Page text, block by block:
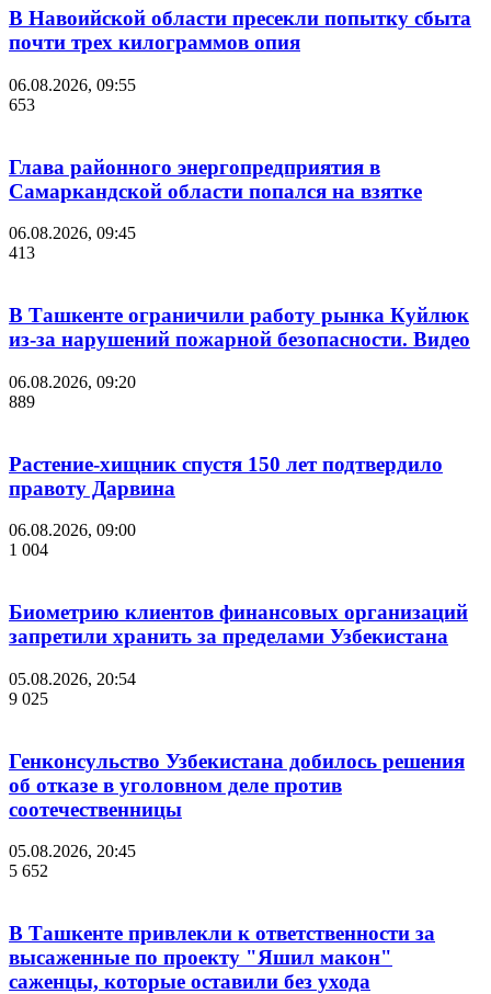
В Навоийской области пресекли попытку сбыта
почти трех килограммов опия
06.08.2026, 09:55
653
Глава районного энергопредприятия в
Самаркандской области попался на взятке
06.08.2026, 09:45
413
В Ташкенте ограничили работу рынка Куйлюк
из-за нарушений пожарной безопасности. Видео
06.08.2026, 09:20
889
Растение-хищник спустя 150 лет подтвердило
правоту Дарвина
06.08.2026, 09:00
1 004
Биометрию клиентов финансовых организаций
запретили хранить за пределами Узбекистана
05.08.2026, 20:54
9 025
Генконсульство Узбекистана добилось решения
об отказе в уголовном деле против
соотечественницы
05.08.2026, 20:45
5 652
В Ташкенте привлекли к ответственности за
высаженные по проекту "Яшил макон"
саженцы, которые оставили без ухода